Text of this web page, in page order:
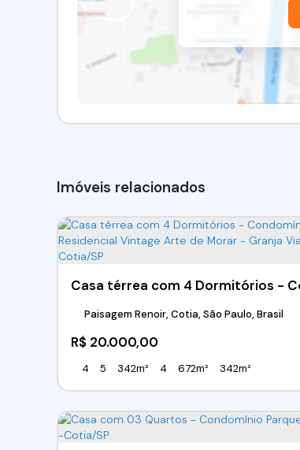
Imóveis relacionados
R$ 20.000,00
Paisagem Renoir, Cotia, São Paulo, Brasil
4 5 342m² 4 672m² 342m²